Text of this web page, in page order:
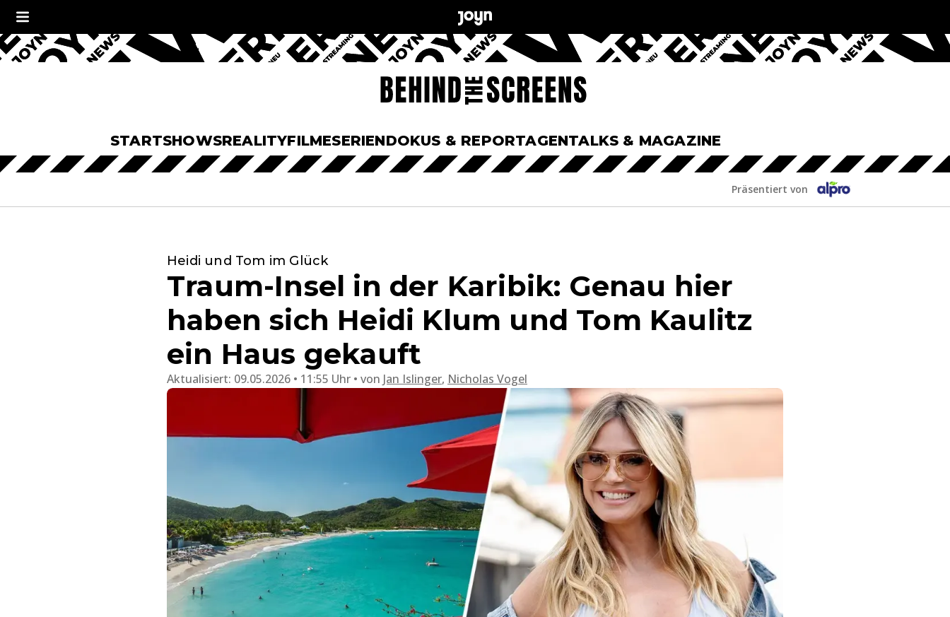
STARTSHOWSREALITYFILMESERIENDOKUS & REPORTAGENTALKS & MAGAZINE
Präsentiert von
Heidi und Tom im Glück
Traum-Insel in der Karibik: Genau hier
haben sich Heidi Klum und Tom Kaulitz
ein Haus gekauft
Aktualisiert: 09.05.2026 • 11:55 Uhr von Jan Islinger, Nicholas Vogel